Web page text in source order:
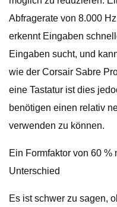
Abfragerate von 8.000
erkennt Eingaben
Eingaben sucht, und
wie der Corsair Sabre
eine Tastatur ist dies
benötigen einen relativ
verwenden zu können.
Ein Formfaktor von 60
Unterschied
Es ist schwer zu sagen,